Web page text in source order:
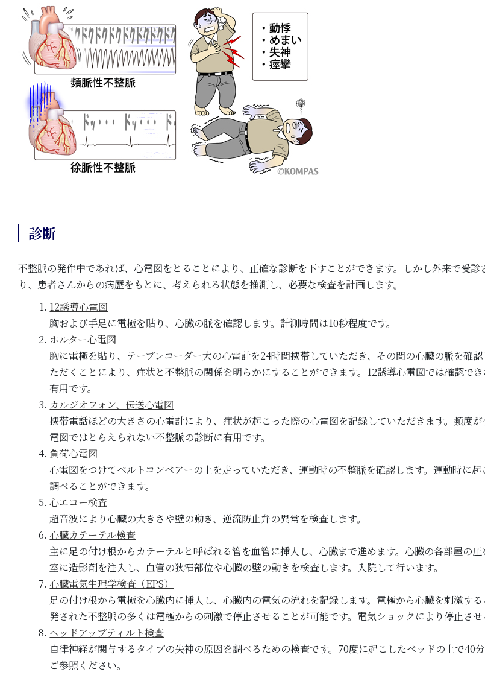
診断
不整脈の発作中であれば、心電図をとることにより、正確な診断を下すことができます。しかし外来で受
り、患者さんからの病歴をもとに、考えられる状態を推測し、必要な検査を計画します。
12誘導心電図
胸および手足に電極を貼り、心臓の脈を確認します。計測時間は10秒程度です。
ホルター心電図
胸に電極を貼り、テープレコーダー大の心電計を24時間携帯していただき、その間の心臓の脈を確
ただくことにより、症状と不整脈の関係を明らかにすることができます。12誘導心電図では確認で
有用です。
カルジオフォン、伝送心電図
携帯電話ほどの大きさの心電計により、症状が起こった際の心電図を記録していただきます。頻度
電図ではとらえられない不整脈の診断に有用です。
負荷心電図
心電図をつけてベルトコンベアーの上を走っていただき、運動時の不整脈を確認します。運動時に
調べることができます。
心エコー検査
超音波により心臓の大きさや壁の動き、逆流防止弁の異常を検査します。
心臓カテーテル検査
主に足の付け根からカテーテルと呼ばれる管を血管に挿入し、心臓まで進めます。心臓の各部屋の
室に造影剤を注入し、血管の狭窄部位や心臓の壁の動きを検査します。入院して行います。
心臓電気生理学検査（EPS）
足の付け根から電極を心臓内に挿入し、心臓内の電気の流れを記録します。電極から心臓を刺激す
発された不整脈の多くは電極からの刺激で停止させることが可能です。電気ショックにより停止させ
ヘッドアップティルト検査
自律神経が関与するタイプの失神の原因を調べるための検査です。70度に起こしたベッドの上で40
ご参照ください。